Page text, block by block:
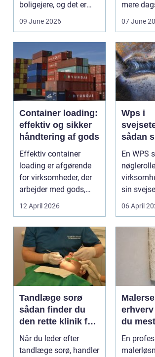
boligejere, og det er
ikke uden grund. Når
09 June 2026
mere
boligen
07 June
Container loading:
effektiv og sikker
håndtering af gods
Effektiv container
loading er afgørende
for virksomheder, der
arbejder med gods,
skrot eller ...
12 April 2026
Wps i
sådan
En WPS
sin
sikkert,
06 April
Tandlæge sorø
sådan finder du
den rette klinik for
dig
Når du leder efter
tandlæge sorø, handler
erhverv sådan får
du
pengene
En